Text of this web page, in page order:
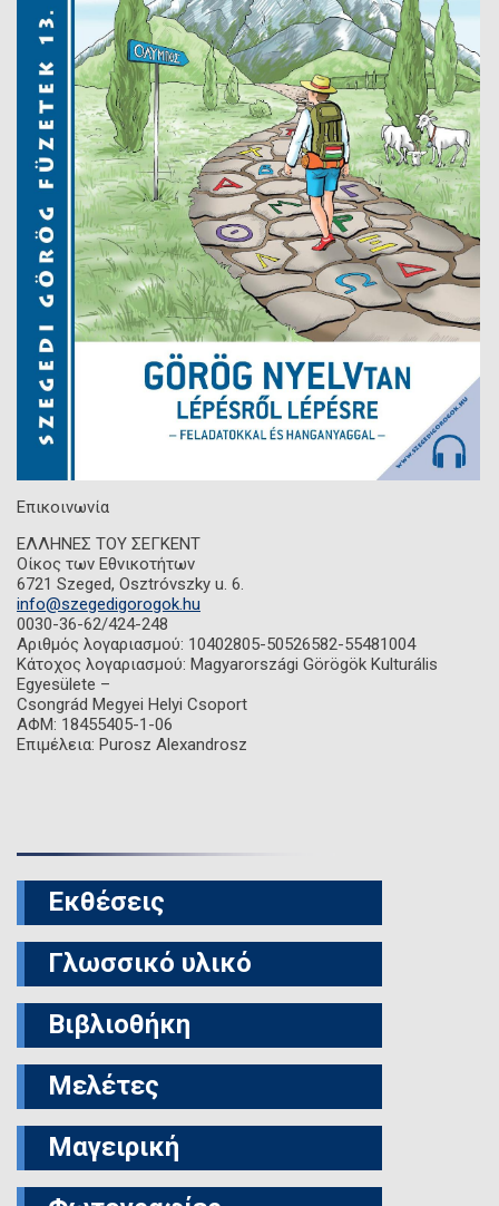
Επικοινωνία
ΕΛΛΗΝΕΣ ΤΟΥ ΣΕΓΚΕΝΤ
Οίκος των Εθνικοτήτων
6721 Szeged, Osztróvszky u. 6.
info@szegedigorogok.hu
0030-36-62/424-248
Αριθμός λογαριασμού: 10402805-50526582-55481004
Κάτοχος λογαριασμού: Magyarországi Görögök Kulturális
Egyesülete –
Csongrád Megyei Helyi Csoport
ΑΦΜ: 18455405-1-06
Επιμέλεια: Purosz Alexandrosz
Εκθέσεις
Γλωσσικό υλικό
Βιβλιοθήκη
Μελέτες
Μαγειρική